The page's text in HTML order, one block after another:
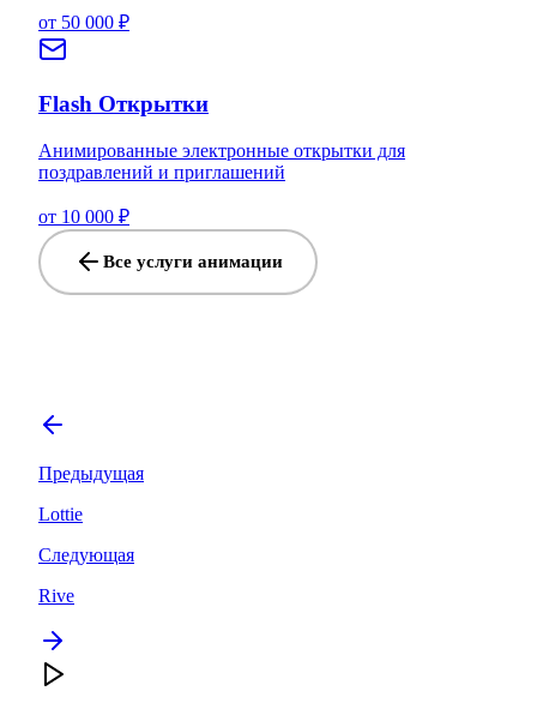
от 50 000 ₽
Flash Открытки
Анимированные электронные открытки для
поздравлений и приглашений
от 10 000 ₽
Все услуги анимации
Предыдущая
Lottie
Следующая
Rive